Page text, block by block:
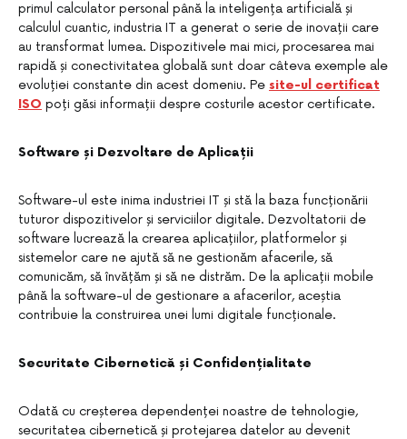
primul calculator personal până la inteligența artificială și
calculul cuantic, industria IT a generat o serie de inovații care
au transformat lumea. Dispozitivele mai mici, procesarea mai
rapidă și conectivitatea globală sunt doar câteva exemple ale
evoluției constante din acest domeniu. Pe site-ul certificat
ISO poți găsi informații despre costurile acestor certificate.
Software și Dezvoltare de Aplicații
Software-ul este inima industriei IT și stă la baza funcționării
tuturor dispozitivelor și serviciilor digitale. Dezvoltatorii de
software lucrează la crearea aplicațiilor, platformelor și
sistemelor care ne ajută să ne gestionăm afacerile, să
comunicăm, să învățăm și să ne distrăm. De la aplicații mobile
până la software-ul de gestionare a afacerilor, aceștia
contribuie la construirea unei lumi digitale funcționale.
Securitate Cibernetică și Confidențialitate
Odată cu creșterea dependenței noastre de tehnologie,
securitatea cibernetică și protejarea datelor au devenit